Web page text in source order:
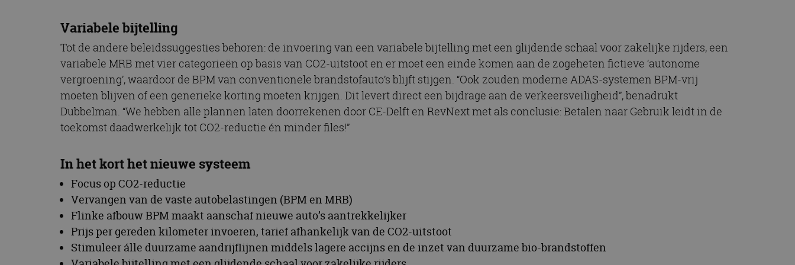
Variabele bijtelling
Tot de andere beleidssuggesties behoren: de invoering van een variabele bijtelling met een glijdende schaal voor zakelijke rijders, een
variabele MRB met vier categorieën op basis van CO2-uitstoot en er moet een einde komen aan de zogeheten fictieve ‘autonome
vergroening’, waardoor de BPM van conventionele brandstofauto’s blijft stijgen. “Ook zouden moderne ADAS-systemen BPM-vrij
moeten blijven of een generieke korting moeten krijgen. Dit levert direct een bijdrage aan de verkeersveiligheid”, benadrukt
Dubbelman. “We hebben alle plannen laten doorrekenen door CE-Delft en RevNext met als conclusie: Betalen naar Gebruik leidt in de
toekomst daadwerkelijk tot CO2-reductie én minder files!”
In het kort het nieuwe systeem
Focus op CO2-reductie
Vervangen van de vaste autobelastingen (BPM en MRB)
Flinke afbouw BPM maakt aanschaf nieuwe auto’s aantrekkelijker
Prijs per gereden kilometer invoeren, tarief afhankelijk van de CO2-uitstoot
Stimuleer álle duurzame aandrijflijnen middels lagere accijns en de inzet van duurzame bio-brandstoffen